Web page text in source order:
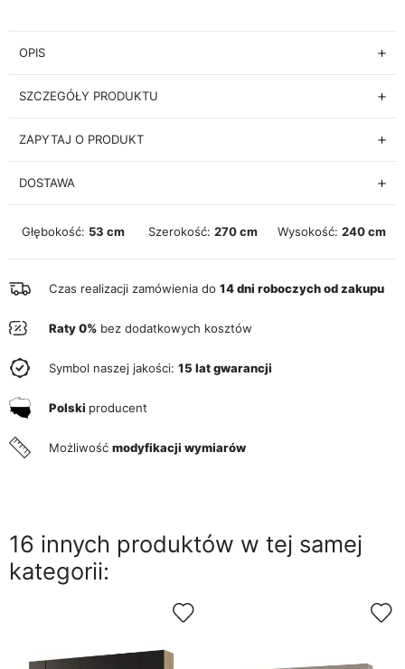
OPIS
SZCZEGÓŁY PRODUKTU
ZAPYTAJ O PRODUKT
DOSTAWA
Głębokość: 53 cm Szerokość: 270 cm Wysokość: 240 cm
Czas realizacji zamówienia do 14 dni roboczych od zakupu
Raty 0% bez dodatkowych kosztów
Symbol naszej jakości: 15 lat gwarancji
Polski producent
Możliwość modyfikacji wymiarów
16 innych produktów w tej samej
kategorii: